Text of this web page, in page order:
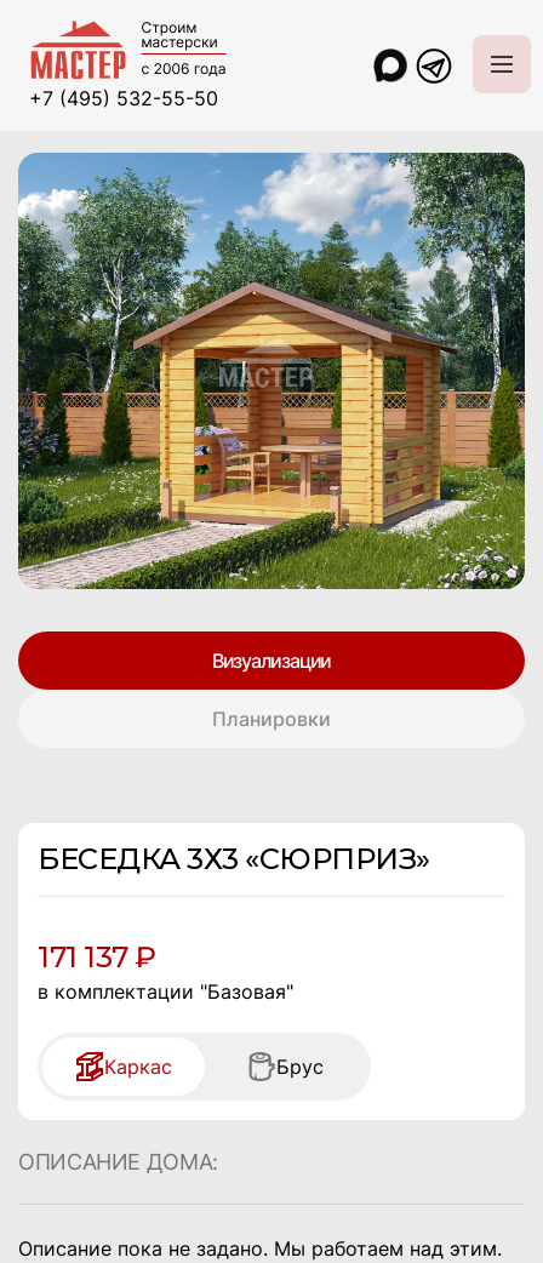
+7 (495) 532-55-50
Визуализации
Планировки
БЕСЕДКА 3Х3 «СЮРПРИЗ»
171 137 ₽
в комплектации "Базовая"
Каркас Брус
ОПИСАНИЕ ДОМА:
Описание пока не задано. Мы работаем над этим.